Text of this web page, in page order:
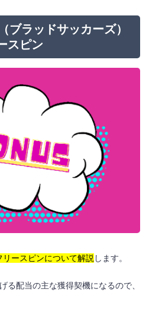
（ブラッドサッカーズ）
スピン
ースピンについて解説 します。
る配当の主な獲得契機になるので、